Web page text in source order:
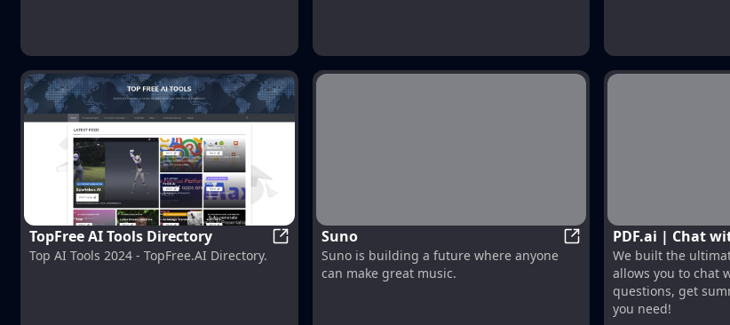
TopFree AI Tools Directory
TopFree AI Tools Directory
Top AI Tools 2024 - TopFree.AI Directory.
Suno
Suno is building a future where anyone
can make great music.
PDF.ai | Chat
documents
We built the
allows you to chat
questions, get
you need!